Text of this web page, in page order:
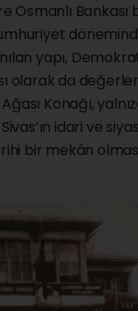
Osmanlı Bankası
yapı,
olarak da
Konağı,
idari ve
bir mekân